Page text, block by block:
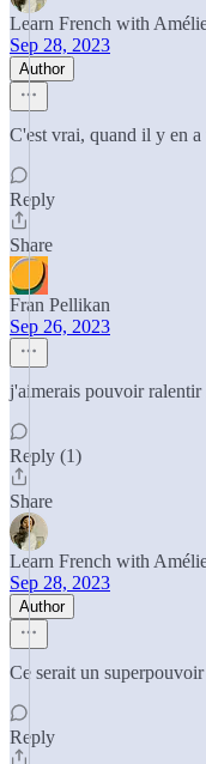
Learn French with
Sep 28, 2023
Author
C'est vrai, quand il y en a
Reply
Share
Fran Pellikan
Sep 26, 2023
j'aimerais pouvoir ralentir
Reply (1)
Share
Learn French with
Sep 28, 2023
Author
Ce serait un
Reply